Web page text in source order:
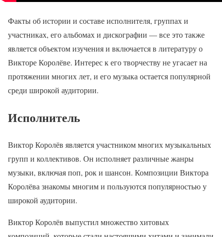
Факты об истории и составе исполнителя, группах и
участниках, его альбомах и дискографии — все это также
является объектом изучения и включается в литературу о
Викторе Королёве. Интерес к его творчеству не угасает на
протяжении многих лет, и его музыка остается популярной
среди широкой аудитории.
Исполнитель
Виктор Королёв является участником многих музыкальных
групп и коллективов. Он исполняет различные жанры
музыки, включая поп, рок и шансон. Композиции Виктора
Королёва знакомы многим и пользуются популярностью у
широкой аудитории.
Виктор Королёв выпустил множество хитовых